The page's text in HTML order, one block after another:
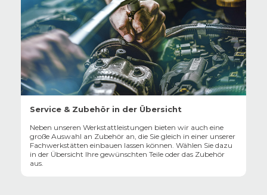
Service & Zubehör in der Übersicht
Neben unseren Werkstattleistungen bieten wir auch eine
große Auswahl an Zubehör an, die Sie gleich in einer unserer
Fachwerkstätten einbauen lassen können. Wählen Sie dazu
in der Übersicht Ihre gewünschten Teile oder das Zubehör
aus.